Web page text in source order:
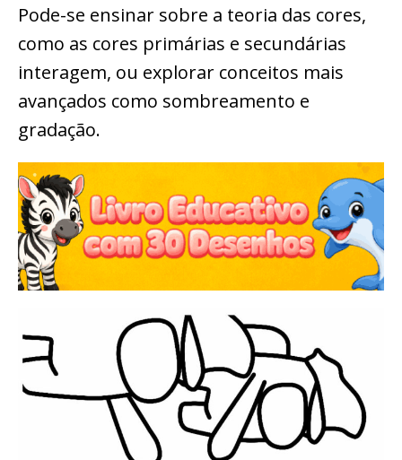
Pode-se ensinar sobre a teoria das cores,
como as cores primárias e secundárias
interagem, ou explorar conceitos mais
avançados como sombreamento e
gradação.